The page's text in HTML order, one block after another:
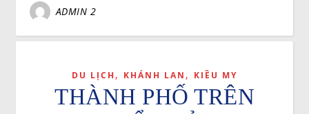
ADMIN 2
DU LỊCH , KHÁNH LAN , KIỀU MY
THÀNH PHỐ TRÊN